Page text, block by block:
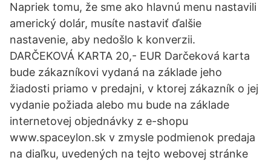
Napriek tomu, že sme ako hlavnú menu nastavili
americký dolár, musíte nastaviť ďalšie
nastavenie, aby nedošlo k konverzii.
DARČEKOVÁ KARTA 20,- EUR Darčeková karta
bude zákazníkovi vydaná na základe jeho
žiadosti priamo v predajni, v ktorej zákazník o jej
vydanie požiada alebo mu bude na základe
internetovej objednávky z e-shopu
www.spaceylon.sk v zmysle podmienok predaja
na diaľku, uvedených na tejto webovej stránke